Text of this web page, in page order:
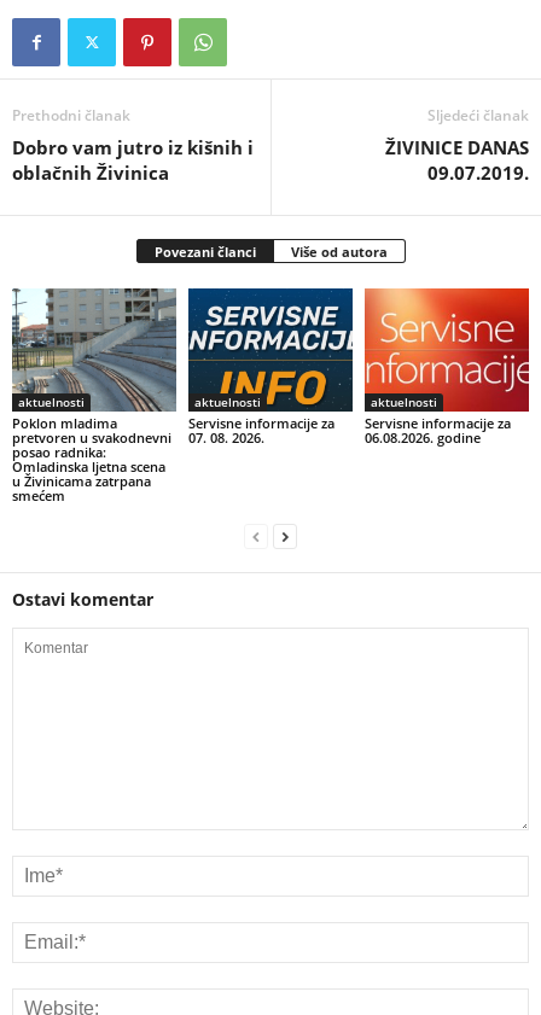
Prethodni članak
Dobro vam jutro iz kišnih i
oblačnih Živinica
Sljedeći članak
ŽIVINICE DANAS
09.07.2019.
Povezani članci Više od autora
aktuelnosti
Poklon mladima
pretvoren u svakodnevni
posao radnika:
Omladinska ljetna scena
u Živinicama zatrpana
smećem
aktuelnosti
Servisne informacije za
07. 08. 2026.
aktuelnosti
Servisne informacije za
06.08.2026. godine
Ostavi komentar